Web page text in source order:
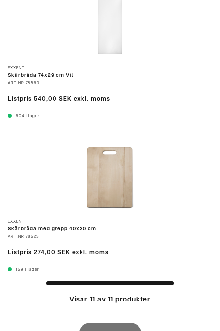
EXXENT
Skärbräda 74x29 cm Vit
ART.NR 78563
Listpris 540,00 SEK exkl. moms
604 I lager
EXXENT
Skärbräda med grepp 40x30 cm
ART.NR 78523
Listpris 274,00 SEK exkl. moms
159 I lager
Visar 11 av 11 produkter